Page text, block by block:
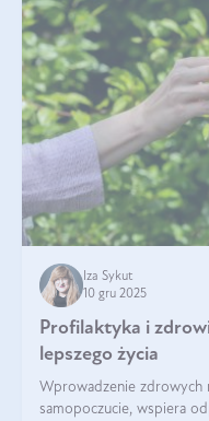
Iza Sykut
10 gru 2025
Profilaktyka i
lepszego życia
Wprowadzenie zdrowych
samopoczucie, wspiera